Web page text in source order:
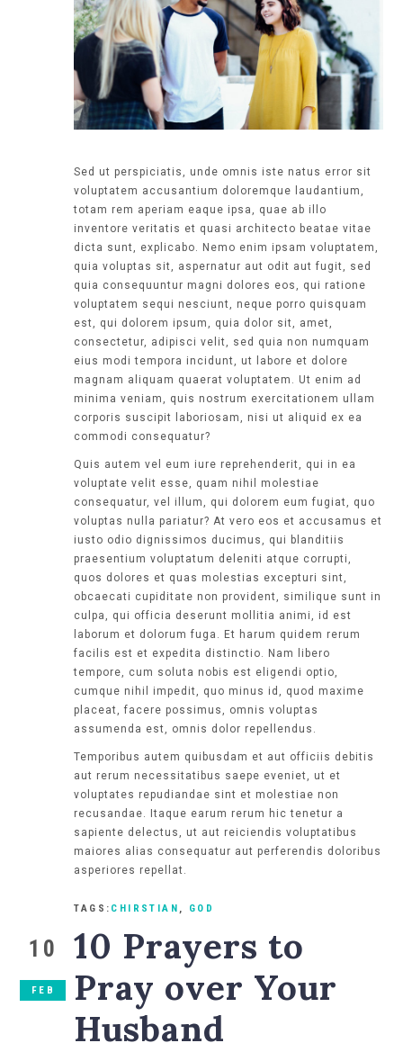
TAGS: CHIRSTIAN , GOD
Sed ut perspiciatis, unde omnis iste natus error sit
voluptatem accusantium doloremque laudantium,
totam rem aperiam eaque ipsa, quae ab illo
inventore veritatis et quasi architecto beatae vitae
dicta sunt, explicabo. Nemo enim ipsam voluptatem,
quia voluptas sit, aspernatur aut odit aut fugit, sed
quia consequuntur magni dolores eos, qui ratione
voluptatem sequi nesciunt, neque porro quisquam
est, qui dolorem ipsum, quia dolor sit, amet,
consectetur, adipisci velit, sed quia non numquam
eius modi tempora incidunt, ut labore et dolore
magnam aliquam quaerat voluptatem. Ut enim ad
minima veniam, quis nostrum exercitationem ullam
corporis suscipit laboriosam, nisi ut aliquid ex ea
commodi consequatur?
Quis autem vel eum iure reprehenderit, qui in ea
voluptate velit esse, quam nihil molestiae
consequatur, vel illum, qui dolorem eum fugiat, quo
voluptas nulla pariatur? At vero eos et accusamus et
iusto odio dignissimos ducimus, qui blanditiis
praesentium voluptatum deleniti atque corrupti,
quos dolores et quas molestias excepturi sint,
obcaecati cupiditate non provident, similique sunt in
culpa, qui officia deserunt mollitia animi, id est
laborum et dolorum fuga. Et harum quidem rerum
facilis est et expedita distinctio. Nam libero
tempore, cum soluta nobis est eligendi optio,
cumque nihil impedit, quo minus id, quod maxime
placeat, facere possimus, omnis voluptas
assumenda est, omnis dolor repellendus.
Temporibus autem quibusdam et aut officiis debitis
aut rerum necessitatibus saepe eveniet, ut et
voluptates repudiandae sint et molestiae non
recusandae. Itaque earum rerum hic tenetur a
sapiente delectus, ut aut reiciendis voluptatibus
maiores alias consequatur aut perferendis doloribus
asperiores repellat.
10 Prayers to
Pray over Your
Husband
10
FEB